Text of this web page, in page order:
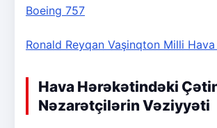
Boeing 757
Ronald Reyqan Vaşinqton Milli Hava
Hava Hərəkətindəki
Nəzarətçilərin Vəziyyəti